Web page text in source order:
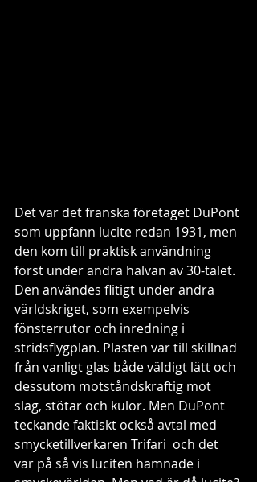
Det var det franska företaget DuPont
som uppfann lucite redan 1931, men
den kom till praktisk användning
först under andra halvan av 30-talet.
Den användes flitigt under andra
världskriget, som exempelvis
fönsterrutor och inredning i
stridsflygplan. Plasten var till skillnad
från vanligt glas både väldigt lätt och
dessutom motståndskraftig mot
slag, stötar och kulor. Men DuPont
teckande faktiskt också avtal med
smycketillverkaren Trifari  och det
var på så vis luciten hamnade i